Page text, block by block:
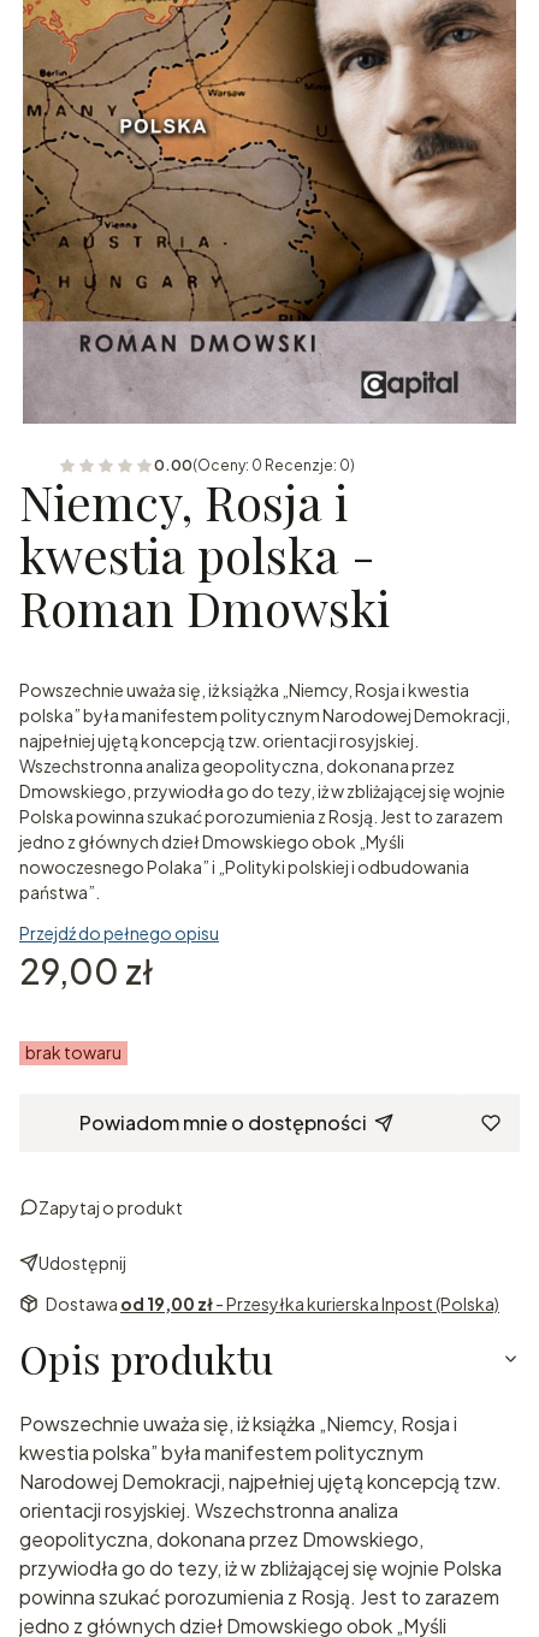
0.00(Oceny: 0 Recenzje: 0)
Niemcy, Rosja i
kwestia polska -
Roman Dmowski
Powszechnie uważa się, iż książka „Niemcy, Rosja i kwestia
polska” była manifestem politycznym Narodowej Demokracji,
najpełniej ujętą koncepcją tzw. orientacji rosyjskiej.
Wszechstronna analiza geopolityczna, dokonana przez
Dmowskiego, przywiodła go do tezy, iż w zbliżającej się wojnie
Polska powinna szukać porozumienia z Rosją. Jest to zarazem
jedno z głównych dzieł Dmowskiego obok „Myśli
nowoczesnego Polaka” i „Polityki polskiej i odbudowania
państwa”.
Przejdź do pełnego opisu
Cena
29,00 zł
brak towaru
Powiadom mnie o dostępności
Zapytaj o produkt
Udostępnij
Dostawa od 19,00 zł- Przesyłka kurierska Inpost (Polska)
Opis produktu
Powszechnie uważa się, iż książka „Niemcy, Rosja i
kwestia polska” była manifestem politycznym
Narodowej Demokracji, najpełniej ujętą koncepcją tzw.
orientacji rosyjskiej. Wszechstronna analiza
geopolityczna, dokonana przez Dmowskiego,
przywiodła go do tezy, iż w zbliżającej się wojnie Polska
powinna szukać porozumienia z Rosją. Jest to zarazem
jedno z głównych dzieł Dmowskiego obok „Myśli